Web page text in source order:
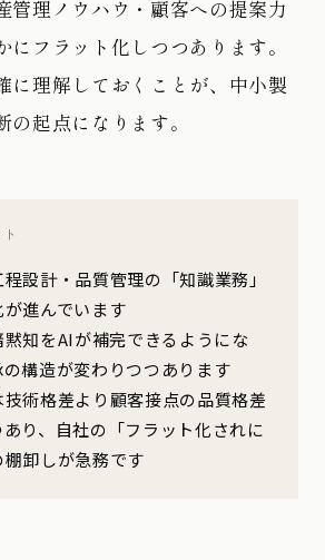
管理ノウハウ・顧客への提案力
フラット化しつつあります。
に理解しておくことが、中小製
の起点になります。
設計・品質管理の「知識業務」
進んでいます
黙知をAIが補完できるようにな
の構造が変わりつつあります
術格差より顧客接点の品質格差
り、自社の「フラット化されに
棚卸しが急務です